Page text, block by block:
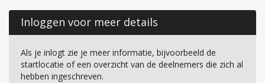
Inloggen voor meer details
Als je inlogt zie je meer informatie, bijvoorbeeld de
startlocatie of een overzicht van de deelnemers die zich al
hebben ingeschreven.